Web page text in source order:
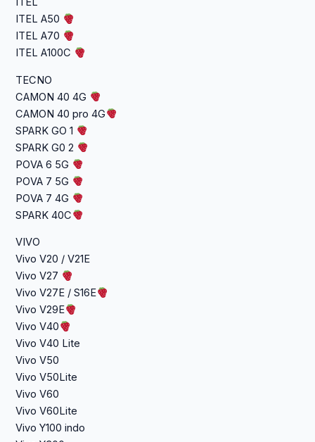
ITEL A50
ITEL A70
ITEL A100C
TECNO
CAMON 40 4G
CAMON 40 pro 4G
SPARK GO 1
SPARK G0 2
POVA 6 5G
POVA 7 5G
POVA 7 4G
SPARK 40C
VIVO
Vivo V20 / V21E
Vivo V27
Vivo V27E / S16E
Vivo V29E
Vivo V40
Vivo V40 Lite
Vivo V50
Vivo V50Lite
Vivo V60
Vivo V60Lite
Vivo Y100 indo